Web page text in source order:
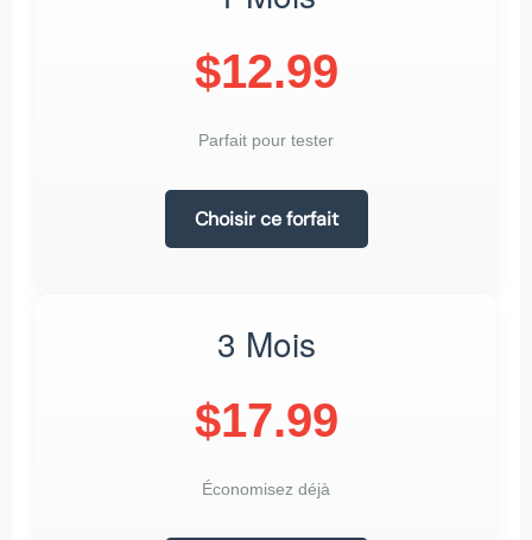
$12.99
Parfait pour tester
Choisir ce forfait
3 Mois
$17.99
Économisez déjà